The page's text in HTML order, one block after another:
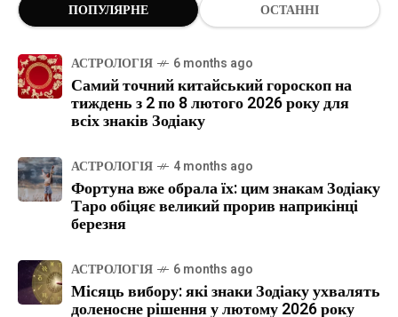
ПОПУЛЯРНЕ ОСТАННІ
АСТРОЛОГІЯ 6 months ago
Самий точний китайський гороскоп на
тиждень з 2 по 8 лютого 2026 року для
всіх знаків Зодіаку
АСТРОЛОГІЯ 4 months ago
Фортуна вже обрала їх: цим знакам Зодіаку
Таро обіцяє великий прорив наприкінці
березня
АСТРОЛОГІЯ 6 months ago
Місяць вибору: які знаки Зодіаку ухвалять
доленосне рішення у лютому 2026 року